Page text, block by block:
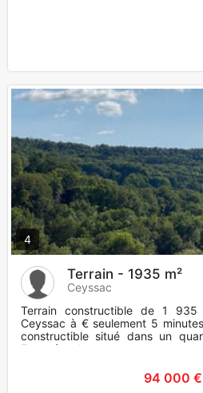
4
Terrain - 1935 m²
Ceyssac
Terrain constructible de 1
Ceyssac à € seulement 5
constructible situé dans un
Exposé sud
94 000 €